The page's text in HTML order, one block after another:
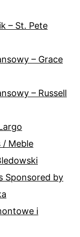
– St. Pete
– Grace
– Russell
/ Meble
Sponsored by
i